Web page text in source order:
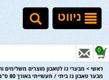
ניווט
0
ראשי > מבערי גז לטאבון מוצרים משלימים
מבער טאבון גז ביתי / תעשייתי באורך 80 ס"מ